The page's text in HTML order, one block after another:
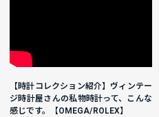
【時計コレクション紹介】ヴィンテー
ジ時計屋さんの私物時計って、こんな
感じです。【OMEGA/ROLEX】